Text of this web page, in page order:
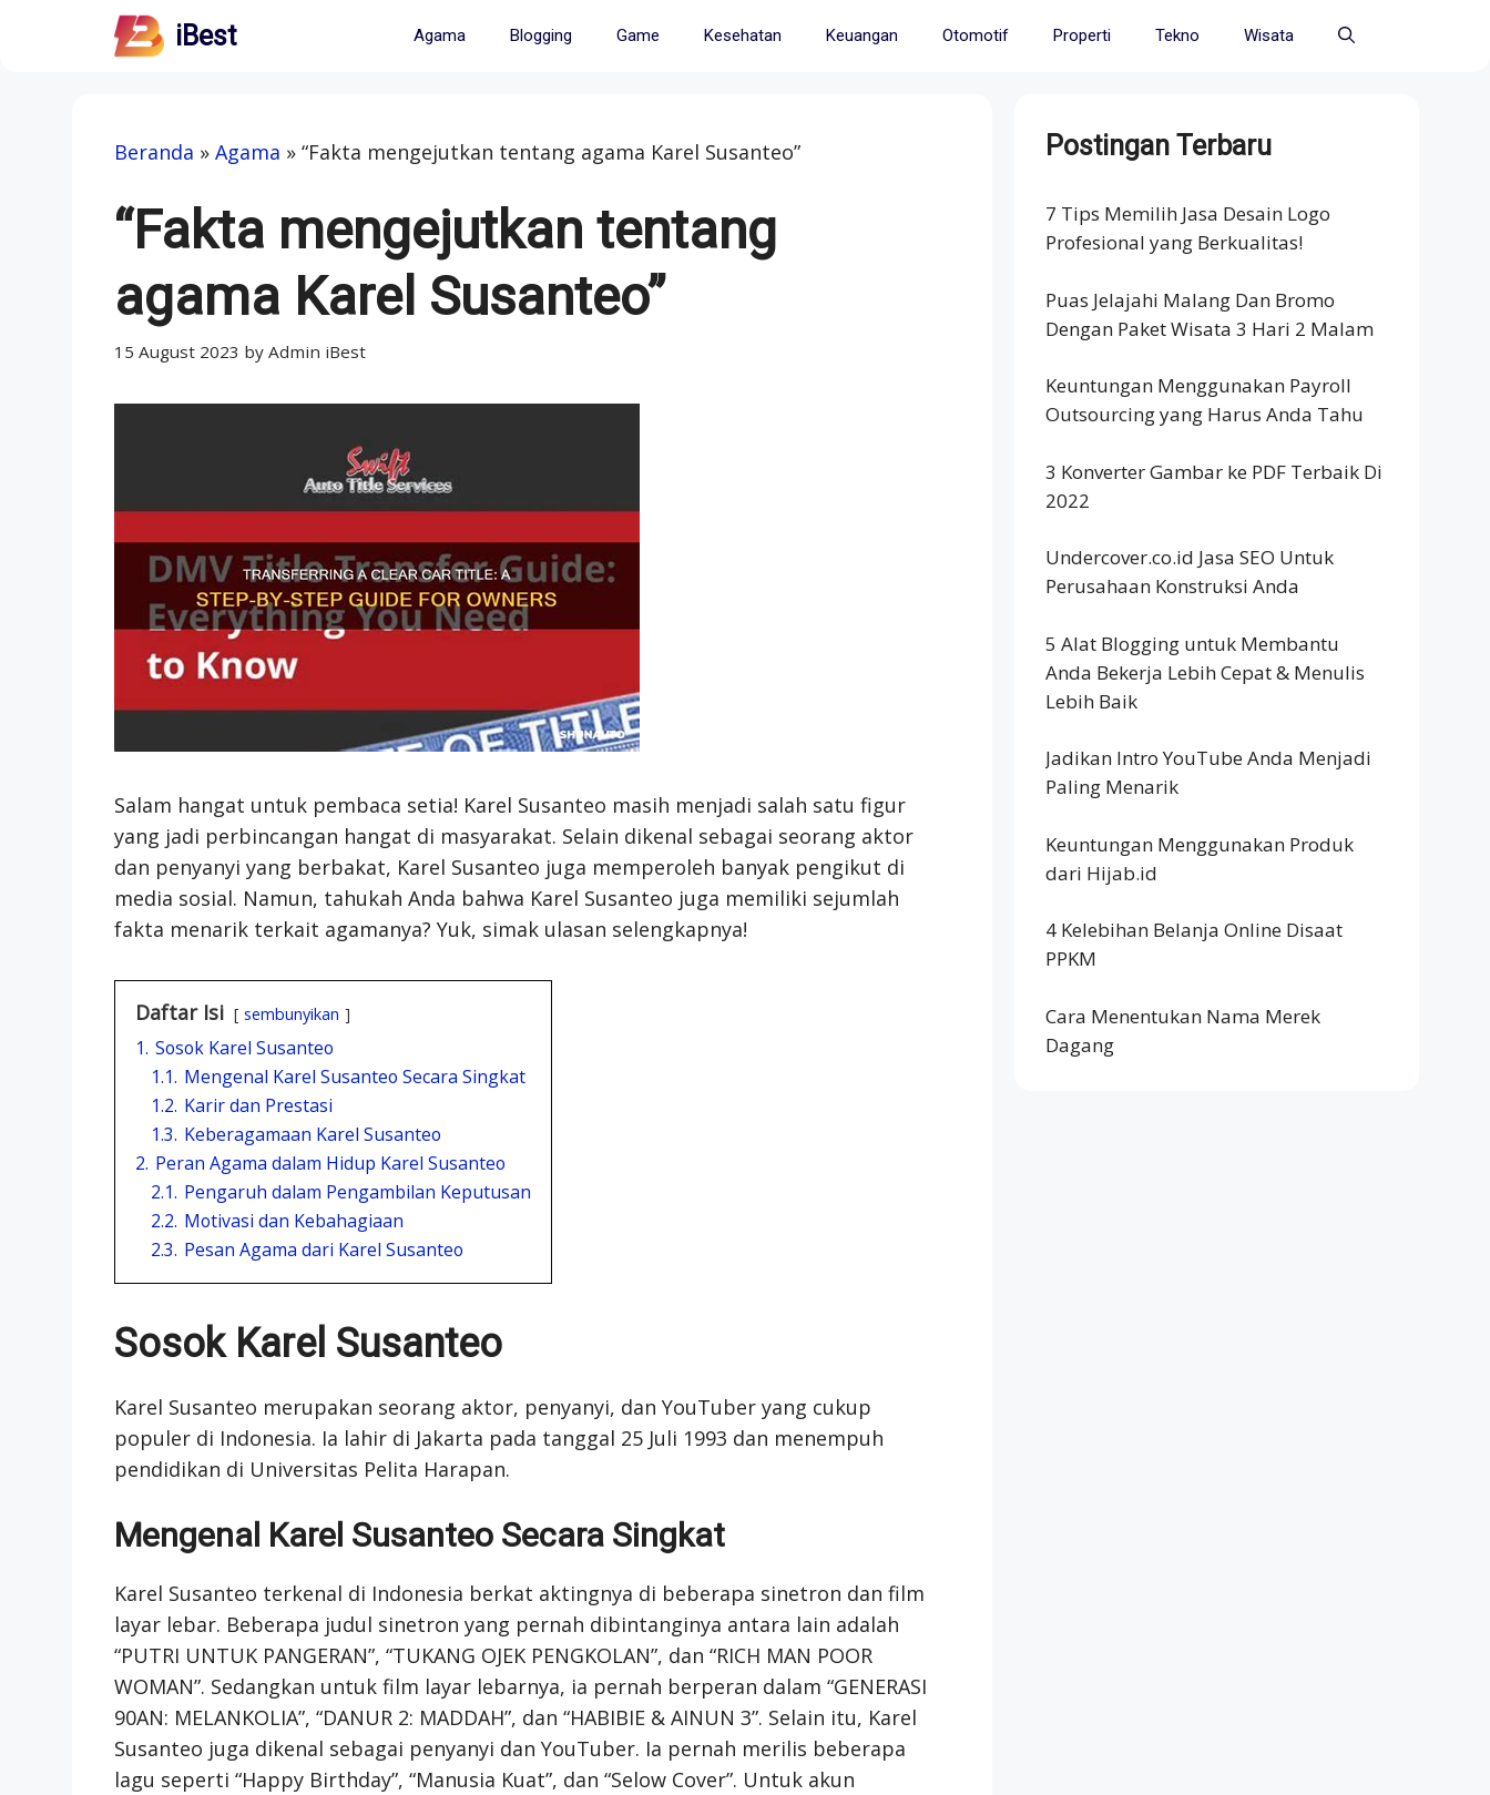
iBest Agama Blogging Game Kesehatan Keuangan Otomotif Properti Tekno Wisata
Beranda » Agama » “Fakta mengejutkan tentang agama Karel Susanteo”
“Fakta mengejutkan tentang
agama Karel Susanteo”
15 August 2023 by Admin iBest
Salam hangat untuk pembaca setia! Karel Susanteo masih menjadi salah satu figur
yang jadi perbincangan hangat di masyarakat. Selain dikenal sebagai seorang aktor
dan penyanyi yang berbakat, Karel Susanteo juga memperoleh banyak pengikut di
media sosial. Namun, tahukah Anda bahwa Karel Susanteo juga memiliki sejumlah
fakta menarik terkait agamanya? Yuk, simak ulasan selengkapnya!
Daftar Isi sembunyikan
1. Sosok Karel Susanteo
1.1. Mengenal Karel Susanteo Secara Singkat
1.2. Karir dan Prestasi
1.3. Keberagamaan Karel Susanteo
2. Peran Agama dalam Hidup Karel Susanteo
2.1. Pengaruh dalam Pengambilan Keputusan
2.2. Motivasi dan Kebahagiaan
2.3. Pesan Agama dari Karel Susanteo
Sosok Karel Susanteo
Karel Susanteo merupakan seorang aktor, penyanyi, dan YouTuber yang cukup
populer di Indonesia. Ia lahir di Jakarta pada tanggal 25 Juli 1993 dan menempuh
pendidikan di Universitas Pelita Harapan.
Mengenal Karel Susanteo Secara Singkat
Karel Susanteo terkenal di Indonesia berkat aktingnya di beberapa sinetron dan film
layar lebar. Beberapa judul sinetron yang pernah dibintanginya antara lain adalah
“PUTRI UNTUK PANGERAN”, “TUKANG OJEK PENGKOLAN”, dan “RICH MAN POOR
WOMAN”. Sedangkan untuk film layar lebarnya, ia pernah berperan dalam “GENERASI
90AN: MELANKOLIA”, “DANUR 2: MADDAH”, dan “HABIBIE & AINUN 3”. Selain itu, Karel
Susanteo juga dikenal sebagai penyanyi dan YouTuber. Ia pernah merilis beberapa
lagu seperti “Happy Birthday”, “Manusia Kuat”, dan “Selow Cover”. Untuk akun
Postingan Terbaru
7 Tips Memilih Jasa Desain Logo
Profesional yang Berkualitas!
Puas Jelajahi Malang Dan Bromo
Dengan Paket Wisata 3 Hari 2 Malam
Keuntungan Menggunakan Payroll
Outsourcing yang Harus Anda Tahu
3 Konverter Gambar ke PDF Terbaik Di
2022
Undercover.co.id Jasa SEO Untuk
Perusahaan Konstruksi Anda
5 Alat Blogging untuk Membantu
Anda Bekerja Lebih Cepat & Menulis
Lebih Baik
Jadikan Intro YouTube Anda Menjadi
Paling Menarik
Keuntungan Menggunakan Produk
dari Hijab.id
4 Kelebihan Belanja Online Disaat
PPKM
Cara Menentukan Nama Merek
Dagang